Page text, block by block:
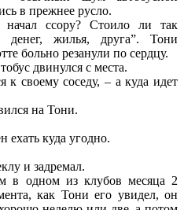
в прежнее русло.
ссору? Стоило ли так
денег, жилья, друга”. Тони
больно резанули по сердцу.
двинулся с места.
к своему соседу, – а куда идет
на Тони.
ехать куда угодно.
и задремал.
в одном из клубов месяца 2
как Тони его увидел, он